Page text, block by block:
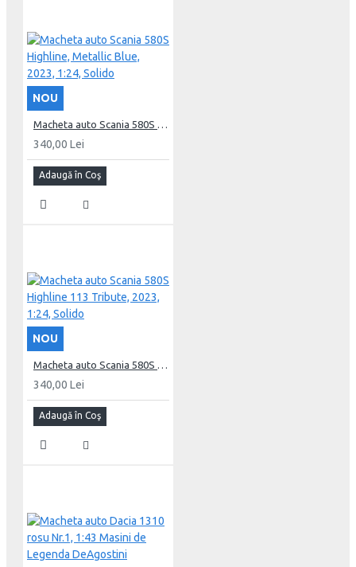
NOU
340,00 Lei
Adaugă în Coş
NOU
340,00 Lei
Adaugă în Coş